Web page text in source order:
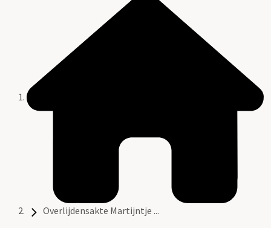
Overlijdensakte Martijntje ...